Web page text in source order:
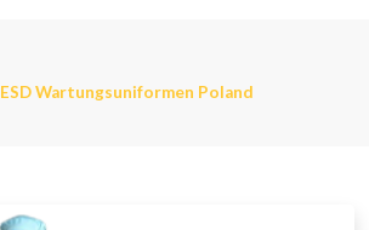
ESD Wartungsuniformen Poland